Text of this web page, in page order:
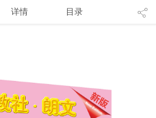
详情 目录